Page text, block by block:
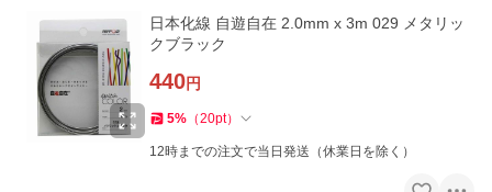
日本化線 自遊自在 2.0mm x 3m 029 メタリッ
クブラック
440円
5% （20pt）
12時までの注文で当日発送（休業日を除く）